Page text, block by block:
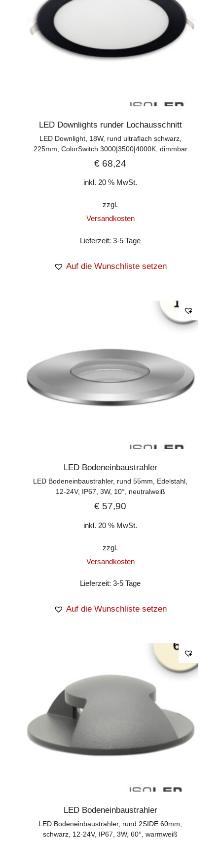
LED Downlights runder Lochausschnitt
LED Downlight, 18W, rund ultraflach schwarz,
225mm, ColorSwitch 3000|3500|4000K, dimmbar
€ 68,24
inkl. 20 % MwSt.
zzgl.
Versandkosten
Lieferzeit:3-5 Tage
Auf die Wunschliste setzen
LED Bodeneinbaustrahler
LED Bodeneinbaustrahler, rund 55mm, Edelstahl,
12-24V, IP67, 3W, 10°, neutralweiß
€ 57,90
inkl. 20 % MwSt.
zzgl.
Versandkosten
Lieferzeit:3-5 Tage
Auf die Wunschliste setzen
LED Bodeneinbaustrahler
LED Bodeneinbaustrahler, rund 2SIDE 60mm,
schwarz, 12-24V, IP67, 3W, 60°, warmweiß